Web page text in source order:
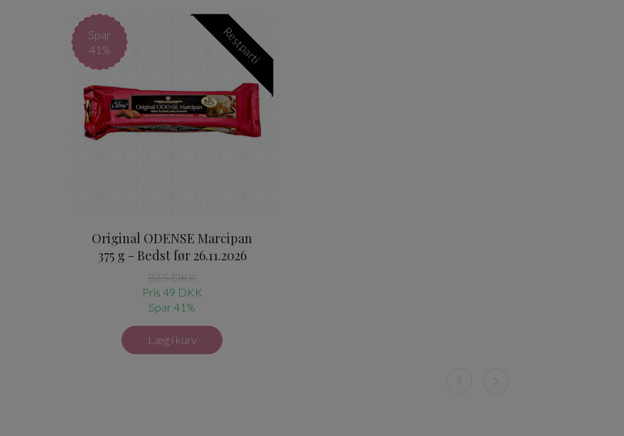
Restparti
Spar
41%
Original ODENSE Marcipan
375 g - Bedst før 26.11.2026
82,5 DKK
Pris 49 DKK
Spar 41%
Læg i kurv
Original ODENSE Marcipan 375 g